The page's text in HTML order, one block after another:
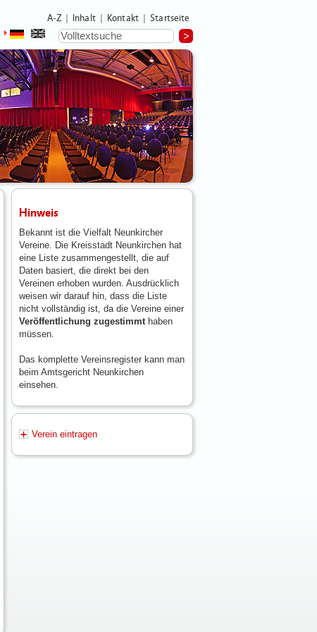
A-Z Inhalt Kontakt Startseite
Hinweis
Bekannt ist die Vielfalt Neunkircher
Vereine. Die Kreisstadt Neunkirchen hat
eine Liste zusammengestellt, die auf
Daten basiert, die direkt bei den
Vereinen erhoben wurden. Ausdrücklich
weisen wir darauf hin, dass die Liste
nicht vollständig ist, da die Vereine einer
Veröffentlichung zugestimmthaben
müssen.
Das komplette Vereinsregister kann man
beim Amtsgericht Neunkirchen
einsehen.
Verein eintragen